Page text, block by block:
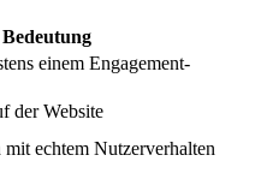
Bedeutung
einem Engagement-
der Website
echtem Nutzerverhalten